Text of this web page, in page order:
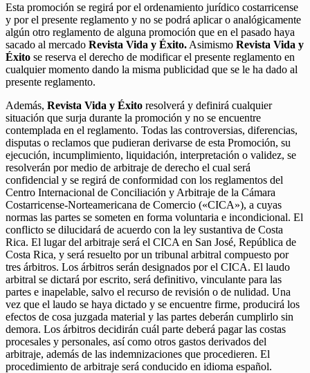
Esta promoción se regirá por el ordenamiento jurídico costarricense
y por el presente reglamento y no se podrá aplicar o analógicamente
algún otro reglamento de alguna promoción que en el pasado haya
sacado al mercado Revista Vida y Éxito. Asimismo Revista Vida y
Éxito se reserva el derecho de modificar el presente reglamento en
cualquier momento dando la misma publicidad que se le ha dado al
presente reglamento.
Además, Revista Vida y Éxito resolverá y definirá cualquier
situación que surja durante la promoción y no se encuentre
contemplada en el reglamento. Todas las controversias, diferencias,
disputas o reclamos que pudieran derivarse de esta Promoción, su
ejecución, incumplimiento, liquidación, interpretación o validez, se
resolverán por medio de arbitraje de derecho el cual será
confidencial y se regirá de conformidad con los reglamentos del
Centro Internacional de Conciliación y Arbitraje de la Cámara
Costarricense-Norteamericana de Comercio («CICA»), a cuyas
normas las partes se someten en forma voluntaria e incondicional. El
conflicto se dilucidará de acuerdo con la ley sustantiva de Costa
Rica. El lugar del arbitraje será el CICA en San José, República de
Costa Rica, y será resuelto por un tribunal arbitral compuesto por
tres árbitros. Los árbitros serán designados por el CICA. El laudo
arbitral se dictará por escrito, será definitivo, vinculante para las
partes e inapelable, salvo el recurso de revisión o de nulidad. Una
vez que el laudo se haya dictado y se encuentre firme, producirá los
efectos de cosa juzgada material y las partes deberán cumplirlo sin
demora. Los árbitros decidirán cuál parte deberá pagar las costas
procesales y personales, así como otros gastos derivados del
arbitraje, además de las indemnizaciones que procedieren. El
procedimiento de arbitraje será conducido en idioma español.